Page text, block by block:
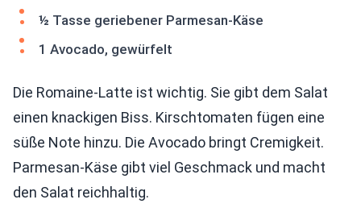
½ Tasse geriebener Parmesan-Käse
1 Avocado, gewürfelt
Die Romaine-Latte ist wichtig. Sie gibt dem Salat
einen knackigen Biss. Kirschtomaten fügen eine
süße Note hinzu. Die Avocado bringt Cremigkeit.
Parmesan-Käse gibt viel Geschmack und macht
den Salat reichhaltig.